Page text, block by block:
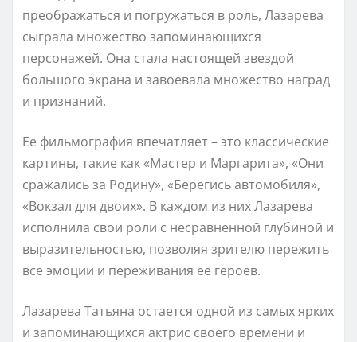
преображаться и погружаться в роль, Лазарева
сыграла множество запоминающихся
персонажей. Она стала настоящей звездой
большого экрана и завоевала множество наград
и признаний.
Ее фильмография впечатляет – это классические
картины, такие как «Мастер и Маргарита», «Они
сражались за Родину», «Берегись автомобиля»,
«Вокзал для двоих». В каждом из них Лазарева
исполнила свои роли с несравненной глубиной и
выразительностью, позволяя зрителю пережить
все эмоции и переживания ее героев.
Лазарева Татьяна остается одной из самых ярких
и запоминающихся актрис своего времени и